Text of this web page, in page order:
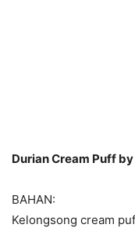
Durian Cream Puff
BAHAN:
Kelongsong cream